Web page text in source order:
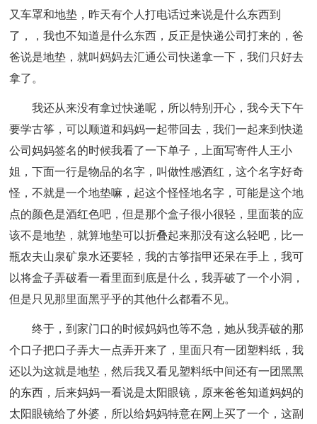
又车罩和地垫，昨天有个人打电话过来说是什么东西到
了，，我也不知道是什么东西，反正是快递公司打来的，爸
爸说是地垫，就叫妈妈去汇通公司快递拿一下，我们只好去
拿了。
我还从来没有拿过快递呢，所以特别开心，我今天下午
要学古筝，可以顺道和妈妈一起带回去，我们一起来到快递
公司妈妈签名的时候我看了一下单子，上面写寄件人王小
姐，下面一行是物品的名字，叫做性感酒红，这个名字好奇
怪，不就是一个地垫嘛，起这个怪怪地名字，可能是这个地
点的颜色是酒红色吧，但是那个盒子很小很轻，里面装的应
该不是地垫，就算地垫可以折叠起来那没有这么轻吧，比一
瓶农夫山泉矿泉水还要轻，我的古筝指甲还呆在手上，我可
以将盒子弄破看一看里面到底是什么，我弄破了一个小洞，
但是只见那里面黑乎乎的其他什么都看不见。
终于，到家门口的时候妈妈也等不急，她从我弄破的那
个口子把口子弄大一点弄开来了，里面只有一团塑料纸，我
还以为这就是地垫，然后我又看见塑料纸中间还有一团黑黑
的东西，后来妈妈一看说是太阳眼镜，原来爸爸知道妈妈的
太阳眼镜给了外婆，所以给妈妈特意在网上买了一个，这副